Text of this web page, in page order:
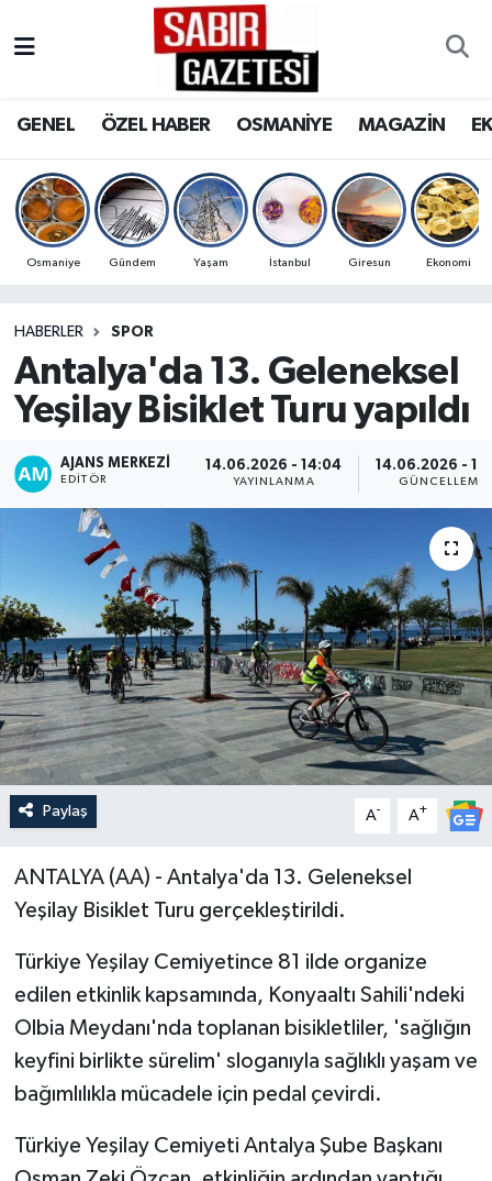
GENEL ÖZEL HABER OSMANİYE MAGAZİN
Osmaniye Gündem Yaşam İstanbul Giresun Ekonomi
HABERLER SPOR
Antalya'da 13. Geleneksel
Yeşilay Bisiklet Turu yapıldı
AJANS MERKEZI
EDITÖR
14.06.2026 - 14:04
YAYINLANMA
14.06.2026 -
GÜNCELLEME
Paylaş A- A+
ANTALYA (AA) - Antalya'da 13. Geleneksel
Yeşilay Bisiklet Turu gerçekleştirildi.
Türkiye Yeşilay Cemiyetince 81 ilde organize
edilen etkinlik kapsamında, Konyaaltı Sahili'ndeki
Olbia Meydanı'nda toplanan bisikletliler, 'sağlığın
keyfini birlikte sürelim' sloganıyla sağlıklı yaşam ve
bağımlılıkla mücadele için pedal çevirdi.
Türkiye Yeşilay Cemiyeti Antalya Şube Başkanı
OSMANİYE
MAGAZİN
SPOR
RESMİ İLANLAR
Osmaniye Nöbetçi Eczaneler
Osmaniye Trafik Yoğunluk Haritası
Süper Lig Puan Durumu ve Fikstür
Son Dakika Haberleri
Haber Arşivi